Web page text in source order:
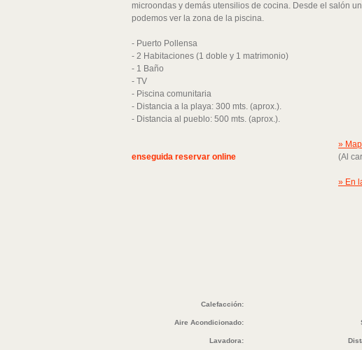
microondas y demás utensilios de cocina. Desde el salón
podemos ver la zona de la piscina.
- Puerto Pollensa
- 2 Habitaciones (1 doble y 1 matrimonio)
- 1 Baño
- TV
- Piscina comunitaria
- Distancia a la playa: 300 mts. (aprox.).
- Distancia al pueblo: 500 mts. (aprox.).
»
(Al
» En
enseguida reservar online
Calefacción:
Aire Acondicionado:
Lavadora: